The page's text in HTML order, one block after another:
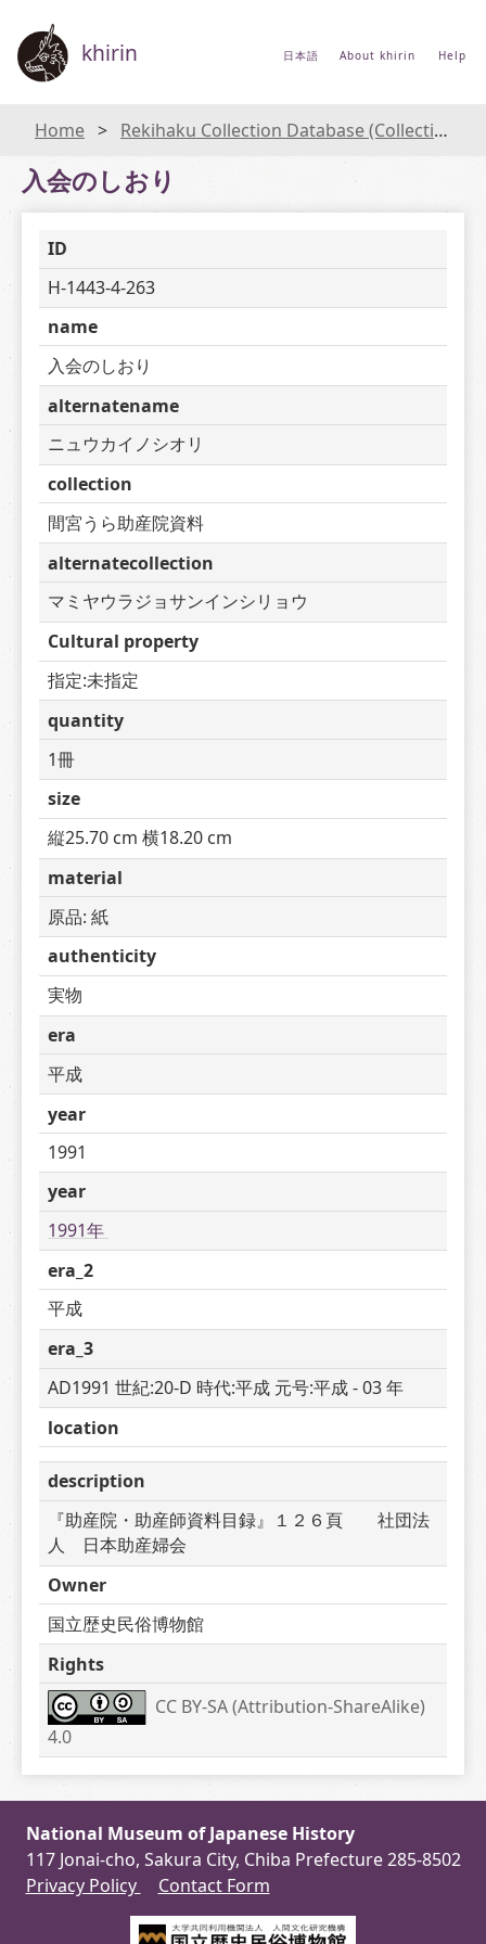
khirin 日本語 About khirin Help
Home Rekihaku Collection Database (Collections Database of the National Museum of Japanese History)
入会のしおり
ID
H-1443-4-263
name
入会のしおり
alternatename
ニュウカイノシオリ
collection
間宮うら助産院資料
alternatecollection
マミヤウラジョサンインシリョウ
Cultural property
指定:未指定
quantity
1冊
size
縦25.70 cm 横18.20 cm
material
原品: 紙
authenticity
実物
era
平成
year
1991
year
1991年
era_2
平成
era_3
AD1991 世紀:20-D 時代:平成 元号:平成 - 03 年
location
description
『助産院・助産師資料目録』１２６頁　　社団法
人　日本助産婦会
Owner
国立歴史民俗博物館
Rights
CC BY-SA (Attribution-ShareAlike)
4.0
National Museum of Japanese History
117 Jonai-cho, Sakura City, Chiba Prefecture 285-8502
Privacy Policy
Contact Form